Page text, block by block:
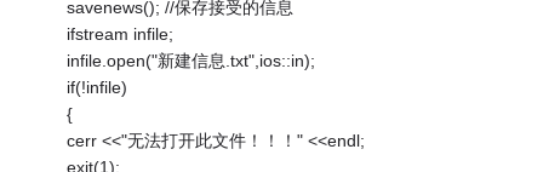
savenews(); //保存接受的信息
ifstream infile;
infile.open("新建信息.txt",ios::in);
if(!infile)
{
cerr <<"无法打开此文件！！！" <<endl;
exit(1);